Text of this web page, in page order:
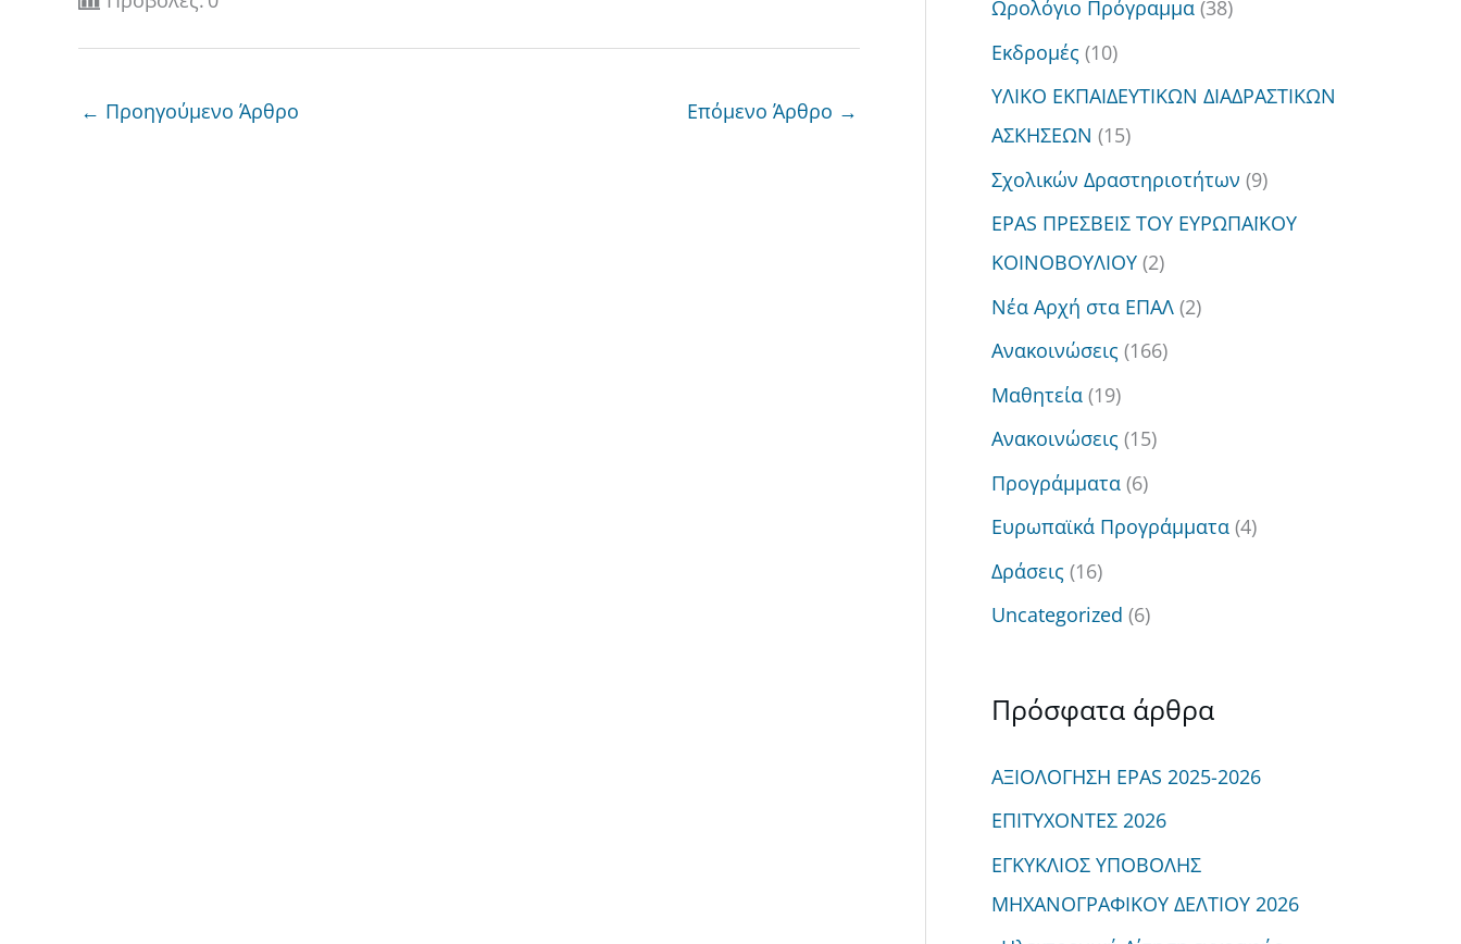
← Προηγούμενο Άρθρο Επόμενο Άρθρο →
τ
ι
α
:
Ωρολόγιο Πρόγραμμα (38)
Εκδρομές (10)
ΥΛΙΚΟ ΕΚΠΑΙΔΕΥΤΙΚΩΝ ΔΙΑΔΡΑΣΤΙΚΩΝ
ΑΣΚΗΣΕΩΝ (15)
Σχολικών Δραστηριοτήτων (9)
EPAS ΠΡΕΣΒΕΙΣ ΤΟΥ ΕΥΡΩΠΑΪΚΟΥ
ΚΟΙΝΟΒΟΥΛΙΟΥ (2)
Νέα Αρχή στα ΕΠΑΛ (2)
Ανακοινώσεις (166)
Μαθητεία (19)
Ανακοινώσεις (15)
Προγράμματα (6)
Ευρωπαϊκά Προγράμματα (4)
Δράσεις (16)
Uncategorized (6)
Πρόσφατα άρθρα
ΑΞΙΟΛΟΓΗΣΗ EPAS 2025-2026
ΕΠΙΤΥΧΟΝΤΕΣ 2026
ΕΓΚΥΚΛΙΟΣ ΥΠΟΒΟΛΗΣ
ΜΗΧΑΝΟΓΡΑΦΙΚΟΥ ΔΕΛΤΙΟΥ 2026